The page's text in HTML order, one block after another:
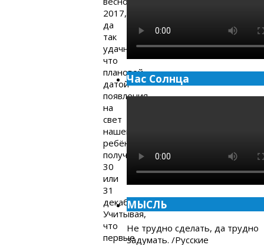
2017,
да
так
удачно,
что
плановой
датой
появления
на
свет
нашего
ребёнка
получалось
30
или
31
декабря.
Учитывая,
что
первые
Час Солнца
МЫСЛЬ
Не трудно сделать, да трудно
задумать. /Русские